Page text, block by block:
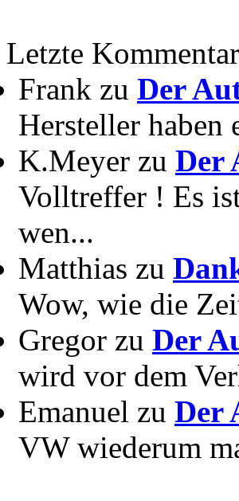
Letzte
Frank zu Der
Hersteller haben
K.Meyer zu Der
Volltreffer ! Es
wen...
Matthias zu
Wow, wie die
Gregor zu Der
wird vor dem
Emanuel zu Der
VW wiederum